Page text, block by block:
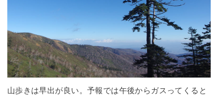
山歩きは早出が良い。予報では午後からガスってくると